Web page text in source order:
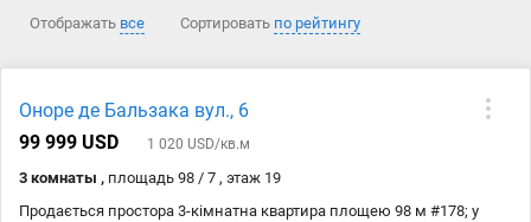
Как добавить объявление
Отображать все Сортировать по рейтингу
Оноре де Бальзака вул., 6
99 999 USD
1 020 USD/кв.м
3 комнаты , площадь 98 / 7 , этаж 19
Продається простора 3-кімнатна квартира площею 98 м #178; у